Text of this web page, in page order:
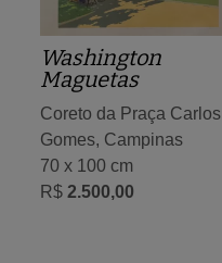
Washington
Maguetas
Coreto da Praça Carlos
Gomes, Campinas
70 x 100 cm
R$ 2.500,00